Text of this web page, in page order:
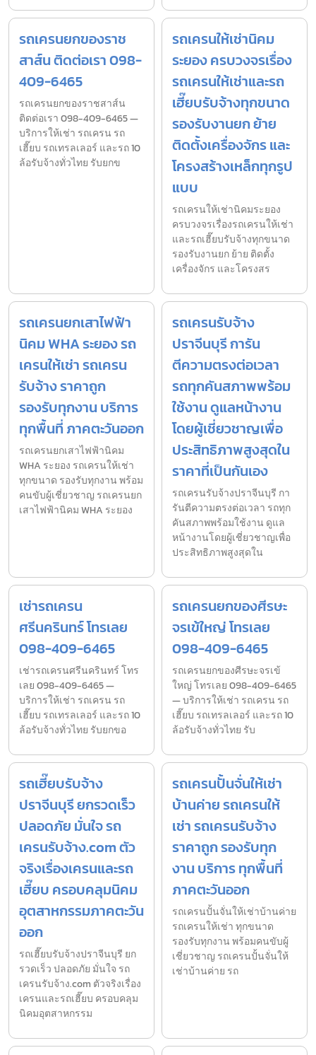
รถเครนยกของราช
สาส์น ติดต่อเรา 098-
409-6465
รถเครนยกของราชสาส์น
ติดต่อเรา 098-409-6465 —
บริการให้เช่า รถเครน รถ
เฮี๊ยบ รถเทรลเลอร์ และรถ 10
ล้อรับจ้างทั่วไทย รับยกข
รถเครนให้เช่านิคม
ระยอง ครบวงจรเรื่อง
รถเครนให้เช่าและรถ
เฮี๊ยบรับจ้างทุกขนาด
รองรับงานยก ย้าย
ติดตั้งเครื่องจักร และ
โครงสร้างเหล็กทุกรูป
แบบ
รถเครนให้เช่านิคมระยอง
ครบวงจรเรื่องรถเครนให้เช่า
และรถเฮี๊ยบรับจ้างทุกขนาด
รองรับงานยก ย้าย ติดตั้ง
เครื่องจักร และโครงสร
รถเครนยกเสาไฟฟ้า
นิคม WHA ระยอง รถ
เครนให้เช่า รถเครน
รับจ้าง ราคาถูก
รองรับทุกงาน บริการ
ทุกพื้นที่ ภาคตะวันออก
รถเครนยกเสาไฟฟ้านิคม
WHA ระยอง รถเครนให้เช่า
ทุกขนาด รองรับทุกงาน พร้อม
คนขับผู้เชี่ยวชาญ รถเครนยก
เสาไฟฟ้านิคม WHA ระยอง
รถเครนรับจ้าง
ปราจีนบุรี การัน
ตีความตรงต่อเวลา
รถทุกคันสภาพพร้อม
ใช้งาน ดูแลหน้างาน
โดยผู้เชี่ยวชาญเพื่อ
ประสิทธิภาพสูงสุดใน
ราคาที่เป็นกันเอง
รถเครนรับจ้างปราจีนบุรี กา
รันตีความตรงต่อเวลา รถทุก
คันสภาพพร้อมใช้งาน ดูแล
หน้างานโดยผู้เชี่ยวชาญเพื่อ
ประสิทธิภาพสูงสุดใน
เช่ารถเครน
ศรีนครินทร์ โทรเลย
098-409-6465
เช่ารถเครนศรีนครินทร์ โทร
เลย 098-409-6465 —
บริการให้เช่า รถเครน รถ
เฮี๊ยบ รถเทรลเลอร์ และรถ 10
ล้อรับจ้างทั่วไทย รับยกขอ
รถเครนยกของศีรษะ
จรเข้ใหญ่ โทรเลย
098-409-6465
รถเครนยกของศีรษะจรเข้
ใหญ่ โทรเลย 098-409-6465
— บริการให้เช่า รถเครน รถ
เฮี๊ยบ รถเทรลเลอร์ และรถ 10
ล้อรับจ้างทั่วไทย รับ
รถเฮี๊ยบรับจ้าง
ปราจีนบุรี ยกรวดเร็ว
ปลอดภัย มั่นใจ รถ
เครนรับจ้าง.com ตัว
จริงเรื่องเครนและรถ
เฮี๊ยบ ครอบคลุมนิคม
อุตสาหกรรมภาคตะวัน
ออก
รถเฮี๊ยบรับจ้างปราจีนบุรี ยก
รวดเร็ว ปลอดภัย มั่นใจ รถ
เครนรับจ้าง.com ตัวจริงเรื่อง
เครนและรถเฮี๊ยบ ครอบคลุม
นิคมอุตสาหกรรม
รถเครนปั้นจั่นให้เช่า
บ้านค่าย รถเครนให้
เช่า รถเครนรับจ้าง
ราคาถูก รองรับทุก
งาน บริการ ทุกพื้นที่
ภาคตะวันออก
รถเครนปั้นจั่นให้เช่าบ้านค่าย
รถเครนให้เช่า ทุกขนาด
รองรับทุกงาน พร้อมคนขับผู้
เชี่ยวชาญ รถเครนปั้นจั่นให้
เช่าบ้านค่าย รถ